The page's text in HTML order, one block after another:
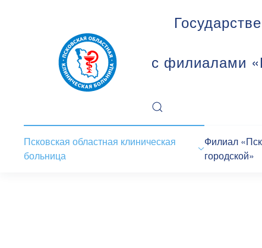
с филиалами
Псковская областная клиническая
больница
Филиал
городской»